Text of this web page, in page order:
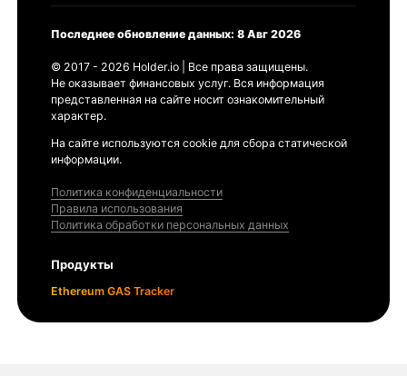
Последнее обновление данных: 8 Авг 2026
© 2017 - 2026 Holder.io | Все права защищены.
Не оказывает финансовых услуг. Вся информация
представленная на сайте носит ознакомительный
характер.
На сайте используются cookie для сбора статической
информации.
Политика конфиденциальности
Правила использования
Политика обработки персональных данных
Продукты
Ethereum GAS Tracker